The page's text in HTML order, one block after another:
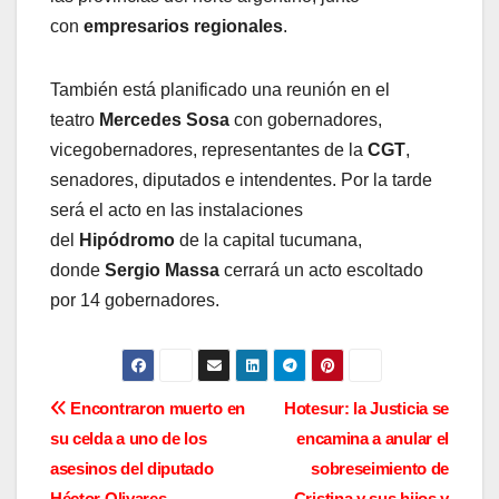
con empresarios regionales.
También está planificado una reunión en el
teatro Mercedes Sosa con gobernadores,
vicegobernadores, representantes de la CGT,
senadores, diputados e intendentes. Por la tarde
será el acto en las instalaciones
del
Hipódromo de la capital tucumana,
donde Sergio Massa cerrará un acto escoltado
por 14 gobernadores.
N
a
Hotesur: la Justicia se
encamina a anular el
sobreseimiento de
Encontraron muerto en
su celda a uno de los
asesinos del diputado